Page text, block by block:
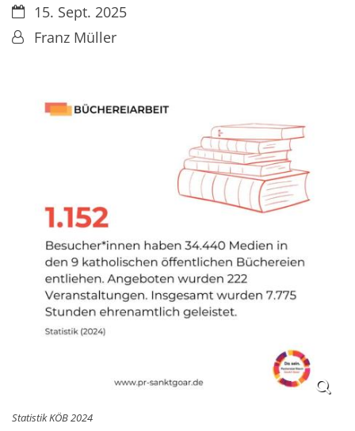
Datum:15. Sept. 2025
Von:Franz Müller
Statistik KÖB 2024